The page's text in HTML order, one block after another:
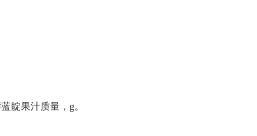
靛果汁质量，g。